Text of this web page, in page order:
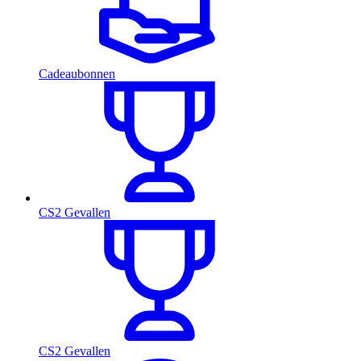
Cadeaubonnen
CS2 Gevallen
CS2 Gevallen